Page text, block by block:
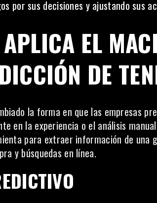
por sus decisiones y ajustando sus
EL
DE
la forma en que las empresas
en la experiencia o el análisis
para extraer información de una
y búsquedas en línea.